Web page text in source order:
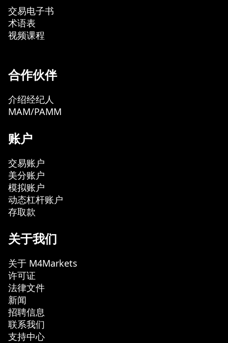
交易电子书
术语表
视频课程
合作伙伴
介绍经纪人
MAM/PAMM
账户
交易账户
美分账户
模拟账户
动态杠杆账户
存取款
关于我们
关于 M4Markets
许可证
法律文件
新闻
招聘信息
联系我们
支持中心